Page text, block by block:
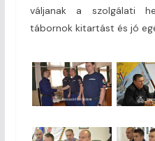
váljanak a szolgálati
tábornok kitartást és jó